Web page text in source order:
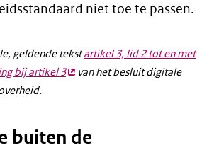
niet toe te passen.
geldende tekstartikel 3, lid 2 tot en met
bij artikel 3(externe
van het besluit digitale
buiten de